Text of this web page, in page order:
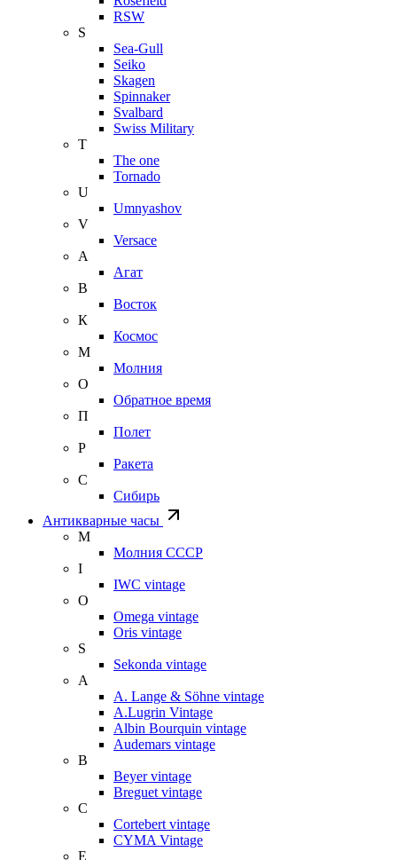
RSW
S
Sea-Gull
Seiko
Skagen
Spinnaker
Svalbard
Swiss Military
T
The one
Tornado
U
Umnyashov
V
Versace
А
Агат
В
Восток
К
Космос
М
Молния
О
Обратное время
П
Полет
Р
Ракета
С
Сибирь
Антикварные часы
М
Молния СССР
I
IWC vintage
O
Omega vintage
Oris vintage
S
Sekonda vintage
A
A. Lange & Söhne vintage
A.Lugrin Vintage
Albin Bourquin vintage
Audemars vintage
B
Beyer vintage
Breguet vintage
C
Cortebert vintage
CYMA Vintage
E